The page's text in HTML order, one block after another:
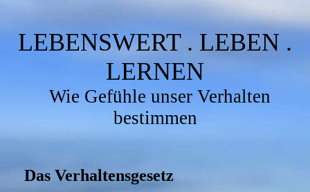
LEBENSWERT . LEBEN .
LERNEN
Wie Gefühle unser Verhalten
bestimmen
Das Verhaltensgesetz